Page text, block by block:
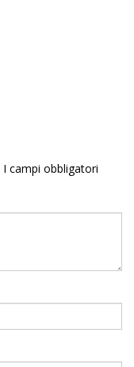
I campi obbligatori